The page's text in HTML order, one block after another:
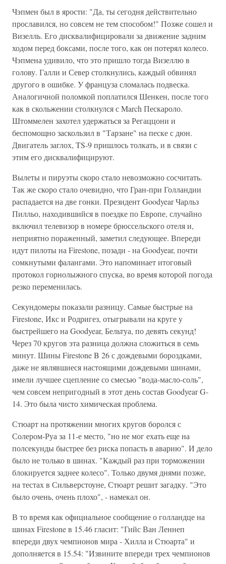
Чэпмен был в ярости: "Да, ты сегодня действительно
прославился, но совсем не тем способом!" Позже сошел и
Визелль. Его дисквалифицировали за движение задним
ходом перед боксами, после того, как он потерял колесо.
Чэпмена удивило, что это пришло тогда Визеллю в
голову. Галли и Север столкнулись, каждый обвинял
другого в ошибке. У француза сломалась подвеска.
Аналогичной поломкой поплатился Шенкен, после того
как в скольжении столкнулся с March Пескароло.
Штоммелен захотел удержаться за Регаццони и
беспомощно заскользил в "Тарзане" на песке с дюн.
Двигатель заглох, TS-9 пришлось толкать, и в связи с
этим его дисквалифицируют.
Вылеты и пируэты скоро стало невозможно сосчитать.
Так же скоро стало очевидно, что Гран-при Голландии
распадается на две гонки. Президент Goodyear Чарльз
Пилльо, находившийся в поездке по Европе, случайно
включил телевизор в номере брюссельского отеля и,
неприятно пораженный, заметил следующее. Впереди
идут пилоты на Firestone, позади - на Goodyear, почти
сомкнутыми фалангами. Это напоминает итоговый
протокол горнолыжного спуска, во время которой погода
резко переменилась.
Секундомеры показали разницу. Самые быстрые на
Firestone, Икс и Родригез, отыгрывали на круге у
быстрейшего на Goodyear, Бельтуа, по девять секунд!
Через 70 кругов эта разница должна сложиться в семь
минут. Шины Firestone B 26 с дождевыми бороздками,
даже не являвшиеся настоящими дождевыми шинами,
имели лучшее сцепление со смесью "вода-масло-соль",
чем совсем непригодный в этот день состав Goodyear G-
14. Это была чисто химическая проблема.
Стюарт на протяжении многих кругов боролся с
Солером-Руа за 11-е место, "но не мог ехать еще на
полсекунды быстрее без риска попасть в аварию". И дело
было не только в шинах. "Каждый раз при торможении
блокируется заднее колесо". Только двумя днями позже,
на тестах в Сильверстоуне, Стюарт решит загадку. "Это
было очень, очень плохо", - намекал он.
В то время как официальное сообщение о голландце на
шинах Firestone в 15.46 гласит: "Гийс Ван Леннеп
впереди двух чемпионов мира - Хилла и Стюарта" и
дополняется в 15.54: "Извините впереди трех чемпионов